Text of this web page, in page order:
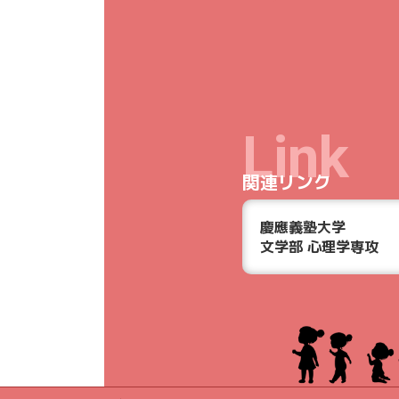
Link
関連リンク
慶應義塾大学
文学部 心理学専攻